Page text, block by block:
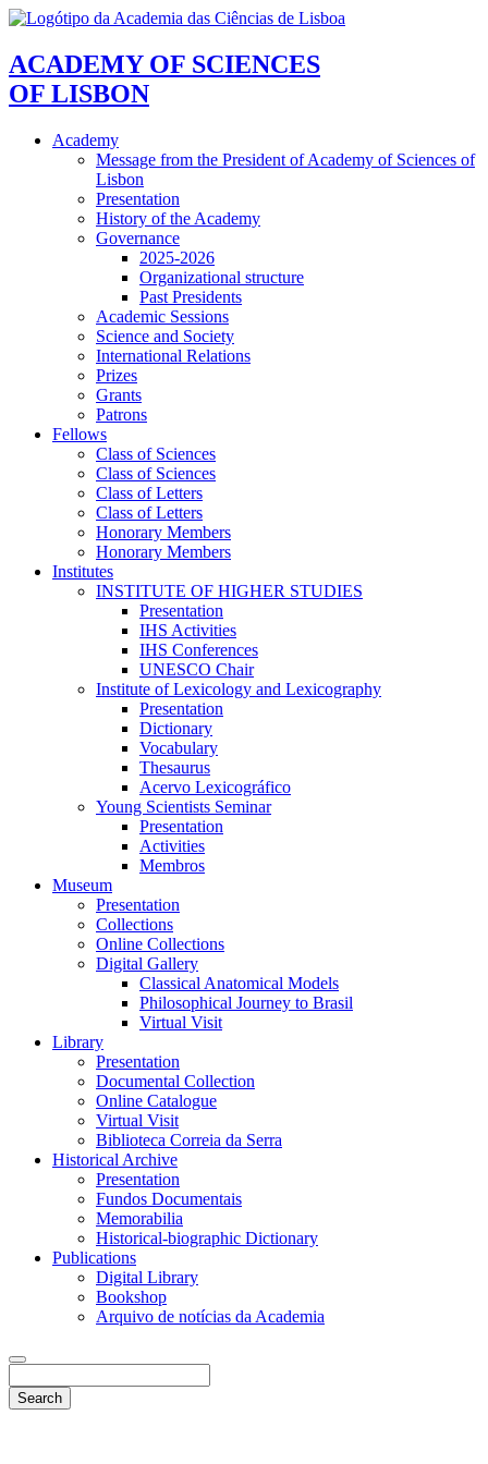
ACADEMY OF SCIENCES
OF LISBON
Academy
Message from the President of Academy of Sciences of
Lisbon
Presentation
History of the Academy
Governance
2025-2026
Organizational structure
Past Presidents
Academic Sessions
Science and Society
International Relations
Prizes
Grants
Patrons
Fellows
Class of Sciences
Class of Sciences
Class of Letters
Class of Letters
Honorary Members
Honorary Members
Institutes
INSTITUTE OF HIGHER STUDIES
Presentation
IHS Activities
IHS Conferences
UNESCO Chair
Institute of Lexicology and Lexicography
Presentation
Dictionary
Vocabulary
Thesaurus
Acervo Lexicográfico
Young Scientists Seminar
Presentation
Activities
Membros
Museum
Presentation
Collections
Online Collections
Digital Gallery
Classical Anatomical Models
Philosophical Journey to Brasil
Virtual Visit
Library
Presentation
Documental Collection
Online Catalogue
Virtual Visit
Biblioteca Correia da Serra
Historical Archive
Presentation
Fundos Documentais
Memorabilia
Historical-biographic Dictionary
Publications
Digital Library
Bookshop
Arquivo de notícias da Academia